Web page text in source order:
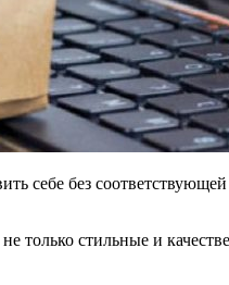
себе без
только стильные и